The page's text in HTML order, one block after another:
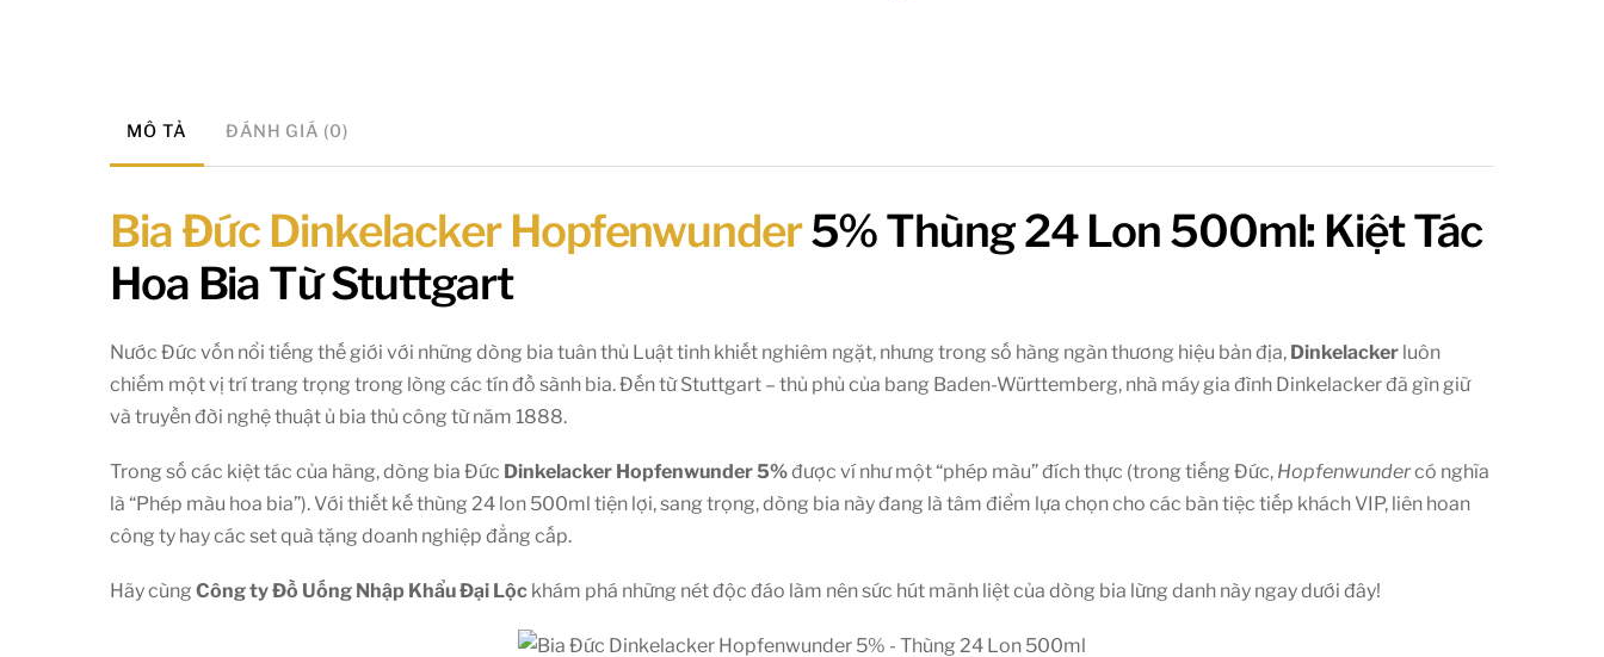
MÔ TẢ ĐÁNH GIÁ (0)
Bia Đức Dinkelacker Hopfenwunder5% Thùng 24 Lon 500ml: Kiệt Tác
Hoa Bia Từ Stuttgart
Nước Đức vốn nổi tiếng thế giới với những dòng bia tuân thủ Luật tinh khiết nghiêm ngặt, nhưng trong số hàng ngàn thương hiệu bản địa, Dinkelacker luôn
chiếm một vị trí trang trọng trong lòng các tín đồ sành bia. Đến từ Stuttgart – thủ phủ của bang Baden-Württemberg, nhà máy gia đình Dinkelacker đã gìn giữ
và truyền đời nghệ thuật ủ bia thủ công từ năm 1888.
Trong số các kiệt tác của hãng, dòng bia Đức Dinkelacker Hopfenwunder 5%được ví như một “phép màu” đích thực (trong tiếng Đức, Hopfenwundercó nghĩa
là “Phép màu hoa bia”). Với thiết kế thùng 24 lon 500ml tiện lợi, sang trọng, dòng bia này đang là tâm điểm lựa chọn cho các bàn tiệc tiếp khách VIP, liên hoan
công ty hay các set quà tặng doanh nghiệp đẳng cấp.
Hãy cùng Công ty Đồ Uống Nhập KhẩuĐại Lộc khám phá những nét độc đáo làm nên sức hút mãnh liệt của dòng bia lừng danh này ngay dưới đây!